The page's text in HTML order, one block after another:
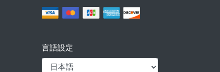
言語設定